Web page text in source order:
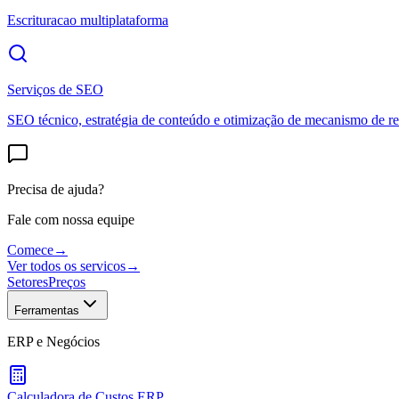
Escrituracao multiplataforma
Serviços de SEO
SEO técnico, estratégia de conteúdo e otimização de mecanismo de
Precisa de ajuda?
Fale com nossa equipe
Comece→
Ver todos os servicos→
SetoresPreços
Ferramentas
ERP e Negócios